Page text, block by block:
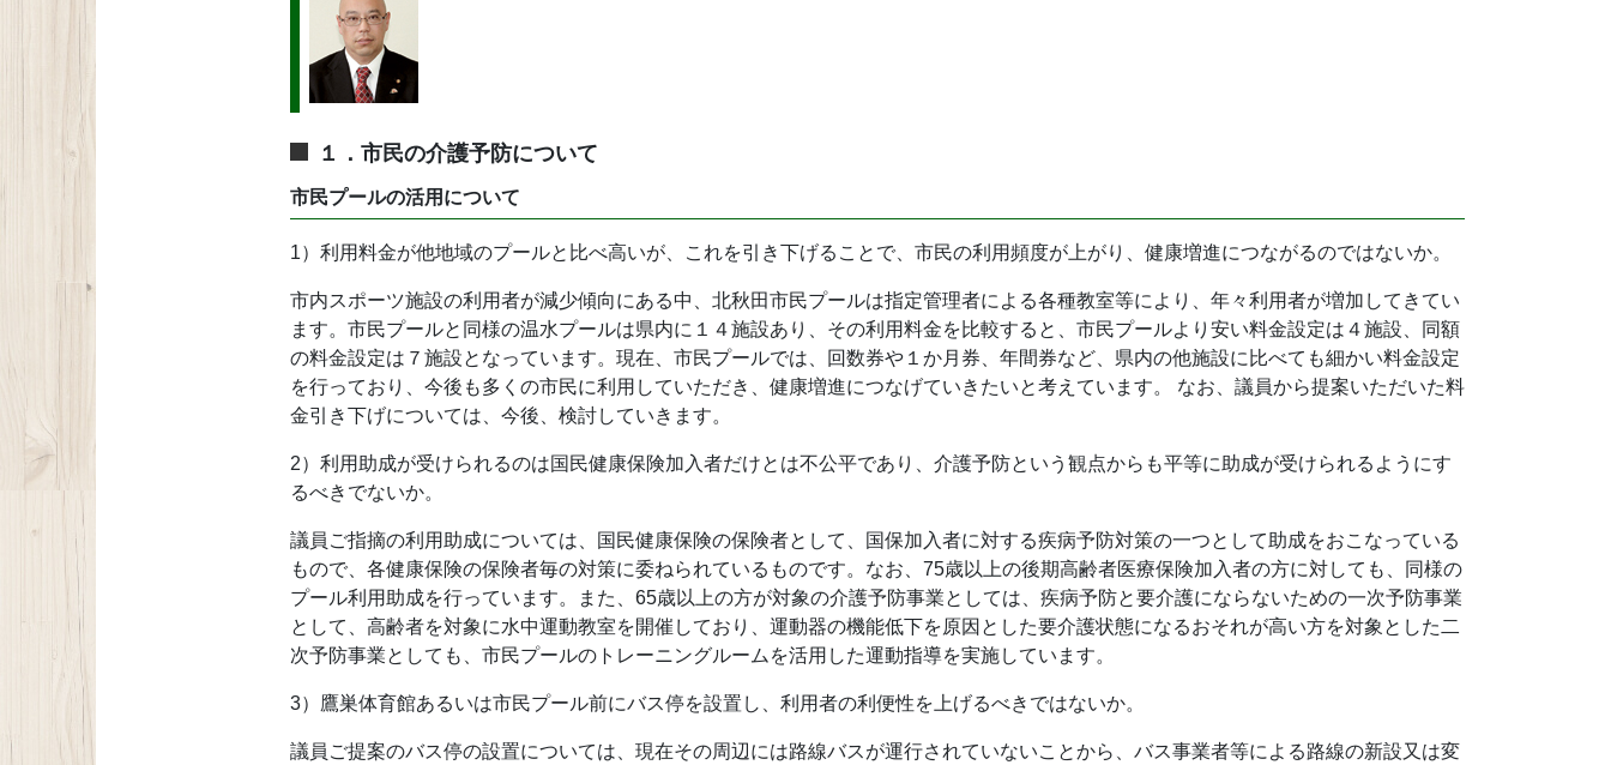
１．市民の介護予防について
市民プールの活用について
1）利用料金が他地域のプールと比べ高いが、これを引き下げることで、市民の利用頻度が上がり、健康増進につながるのではないか。
市内スポーツ施設の利用者が減少傾向にある中、北秋田市民プールは指定管理者による各種教室等により、年々利用者が増加してきてい
ます。市民プールと同様の温水プールは県内に１４施設あり、その利用料金を比較すると、市民プールより安い料金設定は４施設、同額
の料金設定は７施設となっています。現在、市民プールでは、回数券や１か月券、年間券など、県内の他施設に比べても細かい料金設定
を行っており、今後も多くの市民に利用していただき、健康増進につなげていきたいと考えています。 なお、議員から提案いただいた料
金引き下げについては、今後、検討していきます。
2）利用助成が受けられるのは国民健康保険加入者だけとは不公平であり、介護予防という観点からも平等に助成が受けられるようにす
るべきでないか。
議員ご指摘の利用助成については、国民健康保険の保険者として、国保加入者に対する疾病予防対策の一つとして助成をおこなっている
もので、各健康保険の保険者毎の対策に委ねられているものです。なお、75歳以上の後期高齢者医療保険加入者の方に対しても、同様の
プール利用助成を行っています。また、65歳以上の方が対象の介護予防事業としては、疾病予防と要介護にならないための一次予防事業
として、高齢者を対象に水中運動教室を開催しており、運動器の機能低下を原因とした要介護状態になるおそれが高い方を対象とした二
次予防事業としても、市民プールのトレーニングルームを活用した運動指導を実施しています。
3）鷹巣体育館あるいは市民プール前にバス停を設置し、利用者の利便性を上げるべきではないか。
議員ご提案のバス停の設置については、現在その周辺には路線バスが運行されていないことから、バス事業者等による路線の新設又は変